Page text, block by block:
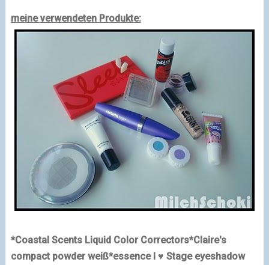
meine verwendeten Produkte:
*Coastal Scents Liquid Color Correctors*Claire's
compact powder weiß*essence I ♥ Stage eyeshadow